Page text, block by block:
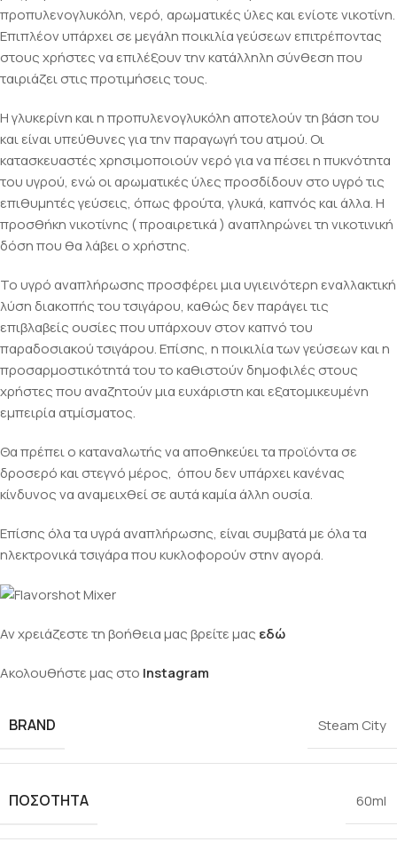
προπυλενογλυκόλη, νερό, αρωματικές ύλες και ενίοτε νικοτίνη.
Επιπλέον υπάρχει σε μεγάλη ποικιλία γεύσεων επιτρέποντας
στους χρήστες να επιλέξουν την κατάλληλη σύνθεση που
ταιριάζει στις προτιμήσεις τους.
Η γλυκερίνη και η προπυλενογλυκόλη αποτελούν τη βάση του
και είναι υπεύθυνες για την παραγωγή του ατμού. Οι
κατασκευαστές χρησιμοποιούν νερό για να πέσει η πυκνότητα
του υγρού, ενώ οι αρωματικές ύλες προσδίδουν στο υγρό τις
επιθυμητές γεύσεις, όπως φρούτα, γλυκά, καπνός και άλλα. Η
προσθήκη νικοτίνης ( προαιρετικά ) αναπληρώνει τη νικοτινική
δόση που θα λάβει ο χρήστης.
Το υγρό αναπλήρωσης προσφέρει μια υγιεινότερη εναλλακτική
λύση διακοπής του τσιγάρου, καθώς δεν παράγει τις
επιβλαβείς ουσίες που υπάρχουν στον καπνό του
παραδοσιακού τσιγάρου. Επίσης, η ποικιλία των γεύσεων και η
προσαρμοστικότητά του το καθιστούν δημοφιλές στους
χρήστες που αναζητούν μια ευχάριστη και εξατομικευμένη
εμπειρία ατμίσματος.
Θα πρέπει ο καταναλωτής να αποθηκεύει τα προϊόντα σε
δροσερό και στεγνό μέρος, όπου δεν υπάρχει κανένας
κίνδυνος να αναμειχθεί σε αυτά καμία άλλη ουσία.
Επίσης όλα τα υγρά αναπλήρωσης, είναι συμβατά με όλα τα
ηλεκτρονικά τσιγάρα που κυκλοφορούν στην αγορά.
Αν χρειάζεστε τη βοήθεια μας βρείτε μας εδώ
Ακολουθήστε μας στο Instagram
BRAND Steam City
ΠΟΣΌΤΗΤΑ 60ml